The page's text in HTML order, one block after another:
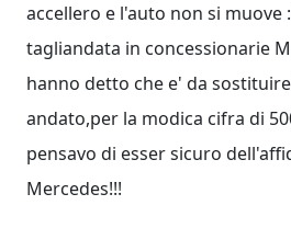
accellero e l'auto non si muove
tagliandata in concessionarie
hanno detto che e' da
andato,per la modica cifra di
pensavo di esser sicuro
Mercedes!!!